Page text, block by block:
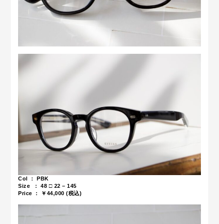
Col ： PBK
Size ：48 □ 22 – 145
Price ： ￥44,000 (税込)